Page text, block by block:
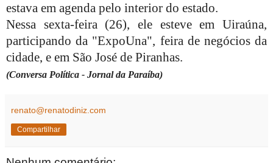
estava em agenda pelo interior do estado.
Nessa sexta-feira (26), ele esteve em Uiraúna,
participando da "ExpoUna", feira de negócios da
cidade, e em São José de Piranhas.
(Conversa Política - Jornal da Paraíba)
renato@renatodiniz.com
Compartilhar